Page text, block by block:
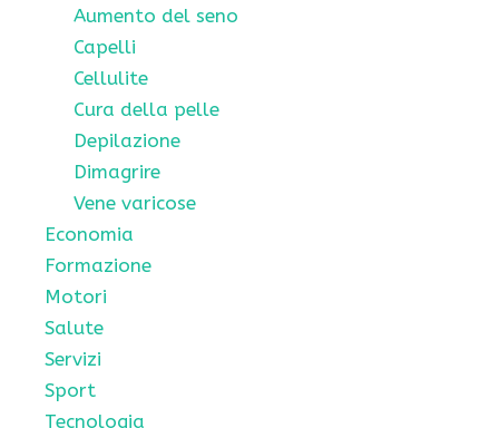
Aumento del seno
Capelli
Cellulite
Cura della pelle
Depilazione
Dimagrire
Vene varicose
Economia
Formazione
Motori
Salute
Servizi
Sport
Tecnologia